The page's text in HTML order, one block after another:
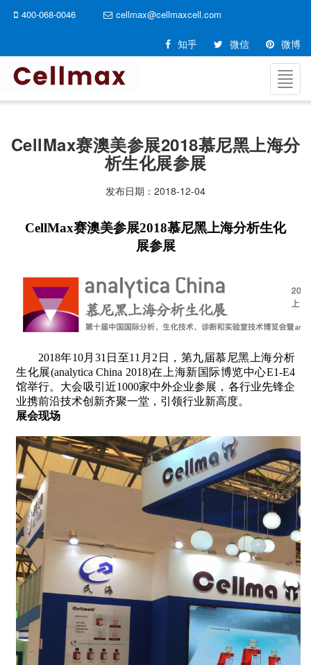
400-068-0046 cellmax@cellmaxcell.com
知乎 微信 微博
切
换
导
CellMax赛澳美参展2018慕尼黑上海分
析生化展参展
发布日期： 2018-12-04